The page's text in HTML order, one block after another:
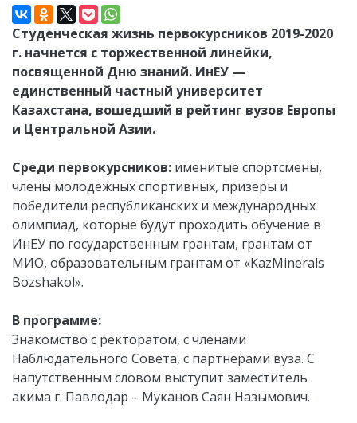
Студенческая жизнь первокурсников 2019-2020
г. начнется с торжественной линейки,
посвященной Дню знаний. ИнЕУ —
единственный частный университет
Казахстана, вошедший в рейтинг вузов Европы
и Центральной Азии.
Среди первокурсников: именитые спортсмены,
члены молодежных спортивных, призеры и
победители республиканских и международных
олимпиад, которые будут проходить обучение в
ИнЕУ по государственным грантам, грантам от
МИО, образовательным грантам от «KazMinerals
Bozshakol».
В программе:
Знакомство с ректоратом, с членами
Наблюдательного Совета, с партнерами вуза. С
напутственным словом выступит заместитель
акима г. Павлодар – Муканов Саян Назымович.